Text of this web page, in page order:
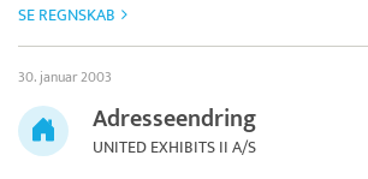
SE REGNSKAB
30. januar 2003
Adresseendring
UNITED EXHIBITS II A/S